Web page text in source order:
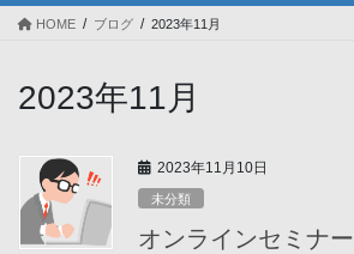
ス
ン
HOME ブログ 2023年11月
2023年11月
2023年11月10日
未分類
オンラインセミナー